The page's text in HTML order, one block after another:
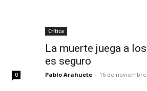
0
Crítica
La muerte juega a
es seguro
Pablo Arahuete - 16 de noviembre